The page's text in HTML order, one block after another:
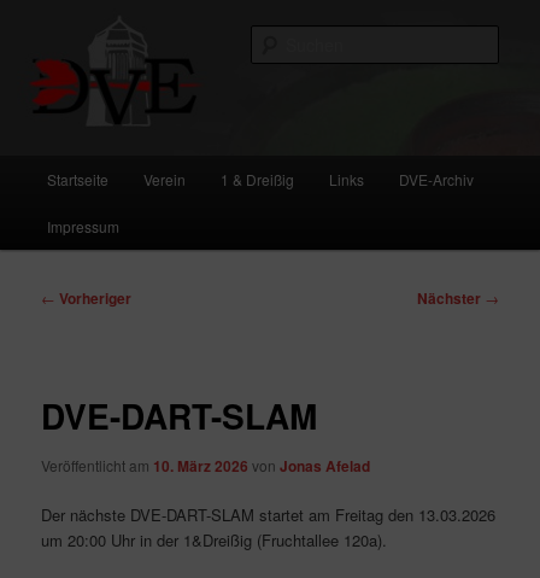
Inhalt
springenDVE
Startseite Verein 1 & Dreißig Links DVE-Archiv
Impressum
Beitragsnavigation
← Vorheriger Nächster →
DVE-DART-SLAM
Veröffentlicht am 10. März 2026 vonJonas Afelad
Der nächste DVE-DART-SLAM startet am Freitag den 13.03.2026
um 20:00 Uhr in der 1&Dreißig (Fruchtallee 120a).